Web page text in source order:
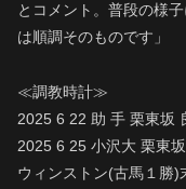
とコメント。普段の様
は順調そのものです」
≪調教時計≫
2025 6 22 助 手 栗東坂
2025 6 25 小沢大 栗東
ウィンストン(古馬１勝